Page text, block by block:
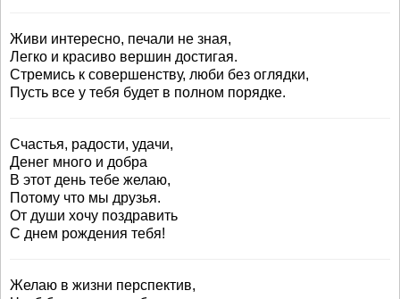
Живи интересно, печали не зная,
Легко и красиво вершин достигая.
Стремись к совершенству, люби без оглядки,
Пусть все у тебя будет в полном порядке.
Счастья, радости, удачи,
Денег много и добра
В этот день тебе желаю,
Потому что мы друзья.
От души хочу поздравить
С днем рождения тебя!
Желаю в жизни перспектив,